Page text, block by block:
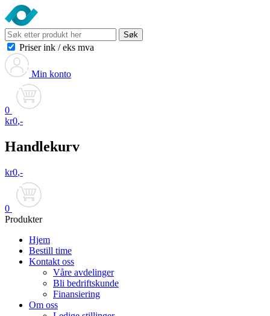
Søk
Priser ink / eks mva
Min konto
0
kr0,-
Handlekurv
kr0,-
0
Produkter
Hjem
Bestill time
Kontakt oss
Våre avdelinger
Bli bedriftskunde
Finansiering
Om oss